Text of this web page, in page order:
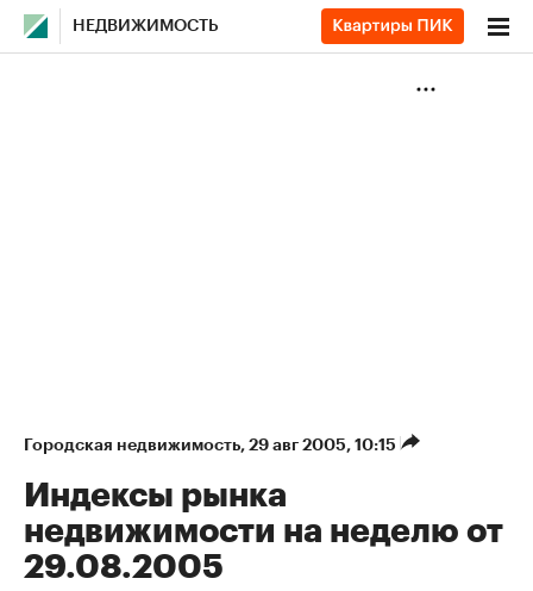
НЕДВИЖИМОСТЬ
Городская недвижимость⁠, 29 авг 2005, 10:15
Индексы рынка
недвижимости на неделю от
29.08.2005